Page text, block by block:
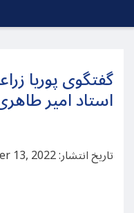
گفتگوی پوریا
استاد امیر
تاریخ انتشار: November 13, 2022